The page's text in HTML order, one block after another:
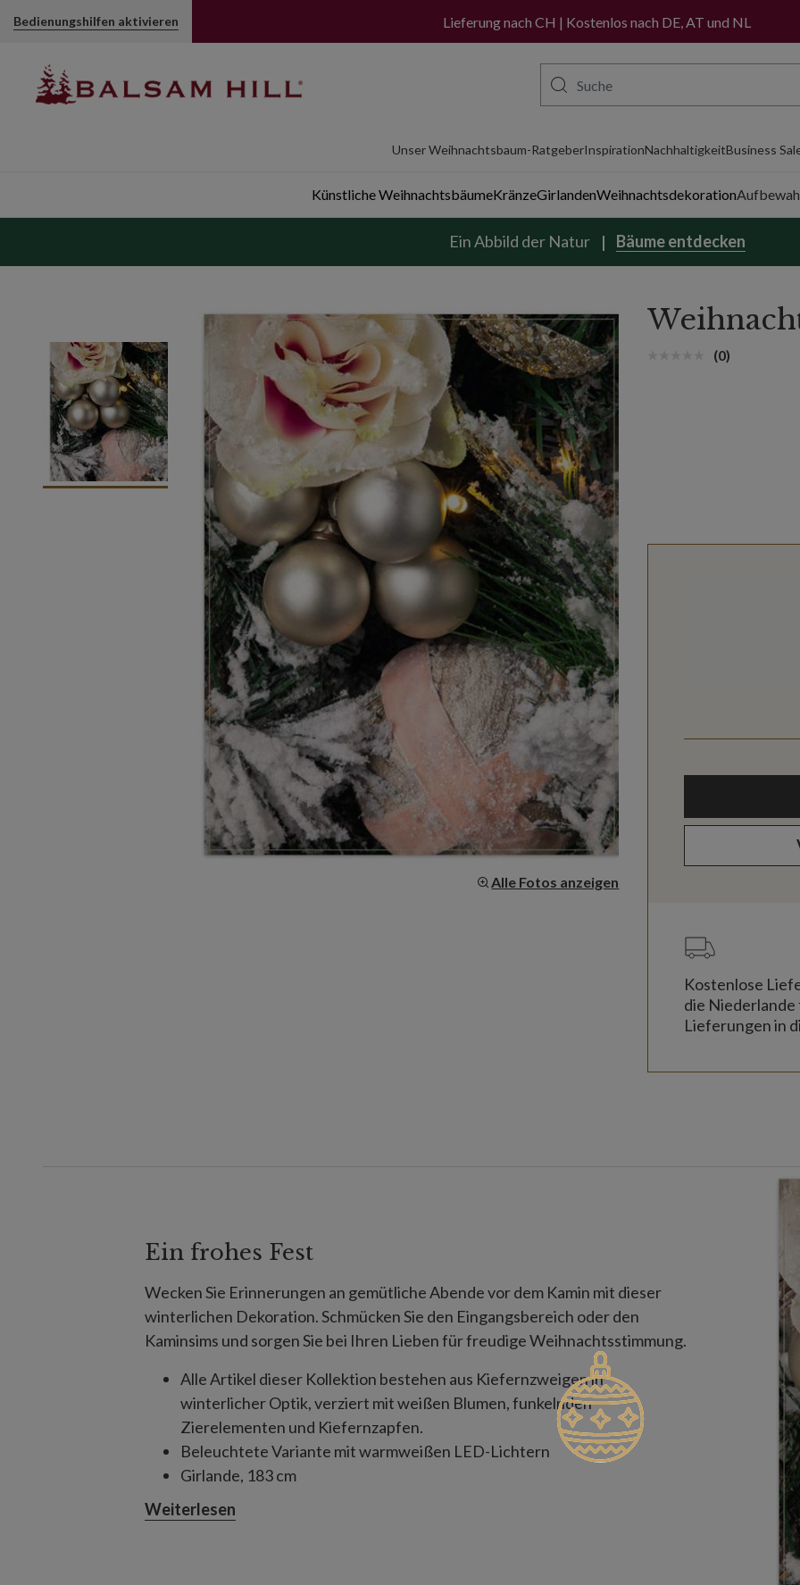
Bedienungshilfen aktivieren Jetzt kaufen, später bezahlen mit PayPal
Unser Weihnachtsbaum-RatgeberInspirationNachhaltigkeitBusiness
Künstliche WeihnachtsbäumeKränzeGirlandenWeihnachtsdekoration
Ein Abbild der Natur Bäume entdecken
Alle Fotos anzeigen
(0)
Kostenlose
die
Lieferungen in
Ein frohes Fest
Wecken Sie Erinnerungen an gemütliche Abende vor dem Kamin mit dieser
winterlichen Dekoration. Schmücken Sie den Eingangsbereich oder den
Kaminsims und sorgen Sie bei Ihren Lieben für freudige Weihnachtsstimmung.
Alle Artikel dieser Kollektion bestehen aus Kiefernzweigen in
winterlicher Optik, verziert mit weißen Blumen, funkelnden
Zierelementen und Kiefernzapfen.
Beleuchtete Variante mit warmweißen LED-Lichtern
Girlande, 183 cm
Jeder Artikel erfordert 4 Batterien der Größe AA (nicht enthalten)
Weiterlesen